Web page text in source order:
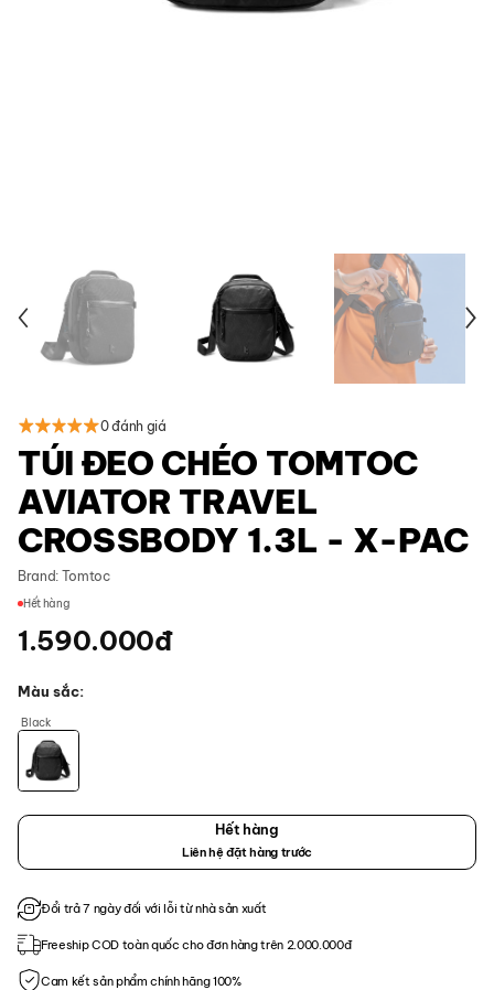
0 đánh giá
TÚI ĐEO CHÉO TOMTOC
AVIATOR TRAVEL
CROSSBODY 1.3L - X-PAC
Brand: Tomtoc
Hết hàng
1.590.000đ
Màu sắc
Black
Hết hàng
Liên hệ đặt hàng trước
Đổi trả 7 ngày đối với lỗi từ nhà sản xuất
Freeship COD toàn quốc cho đơn hàng trên 2.000.000đ
Cam kết sản phẩm chính hãng 100%